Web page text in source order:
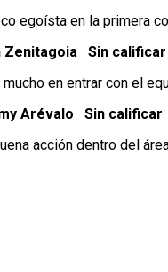
egoísta en la primera
Zenitagoia Sin calificar
mucho en entrar con el
Arévalo Sin calificar
acción dentro del